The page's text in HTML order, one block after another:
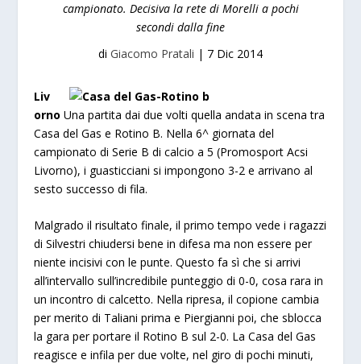
campionato. Decisiva la rete di Morelli a pochi
secondi dalla fine
di Giacomo Pratali | 7 Dic 2014
Liv
ornoUna partita dai due volti quella andata in scena tra
Casa del Gas e Rotino B. Nella 6^ giornata del
campionato di Serie B di calcio a 5 (Promosport Acsi
Livorno), i guasticciani si impongono 3-2 e arrivano al
sesto successo di fila.
Malgrado il risultato finale, il primo tempo vede i ragazzi
di Silvestri chiudersi bene in difesa ma non essere per
niente incisivi con le punte. Questo fa sì che si arrivi
all’intervallo sull’incredibile punteggio di 0-0, cosa rara in
un incontro di calcetto. Nella ripresa, il copione cambia
per merito di Taliani prima e Piergianni poi, che sblocca
la gara per portare il Rotino B sul 2-0. La Casa del Gas
reagisce e infila per due volte, nel giro di pochi minuti,